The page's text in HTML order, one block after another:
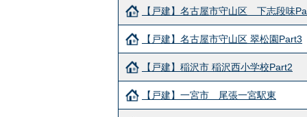
【戸建】名古屋市守山区 下志段味
【戸建】名古屋市守山区 翠松園Part3
【戸建】稲沢市 稲沢西小学校Part2
【戸建】一宮市 尾張一宮駅東